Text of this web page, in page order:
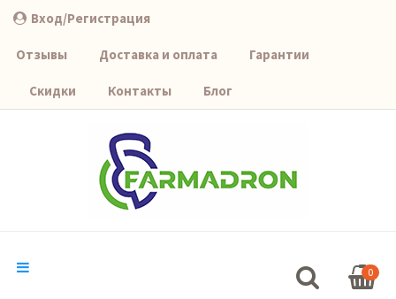
Вход/Регистрация
Отзывы Доставка и оплата Гарантии
Скидки Контакты Блог
0